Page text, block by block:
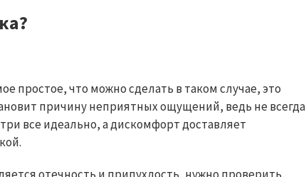
простое, что можно сделать в таком случае, это
причину неприятных ощущений, ведь не всегда
все идеально, а дискомфорт доставляет